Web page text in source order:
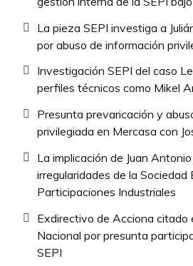
La pieza SEPI investiga a
por abuso de información
Investigación SEPI del caso
perfiles técnicos como Mikel
Presunta prevaricación y
privilegiada en Mercasa con
La implicación de Juan
irregularidades de la Sociedad
Participaciones Industriales
Exdirectivo de Acciona citado
Nacional por presunta
SEPI